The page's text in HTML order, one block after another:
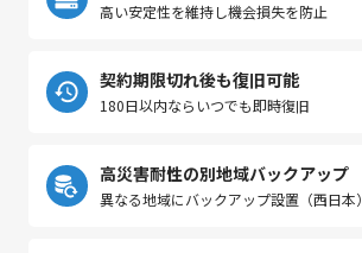
高い安定性を維持し機会損失を防止
契約期限切れ後も復旧可能
180日以内ならいつでも即時復旧
高災害耐性の別地域バックアップ
異なる地域にバックアップ設置（西日本）